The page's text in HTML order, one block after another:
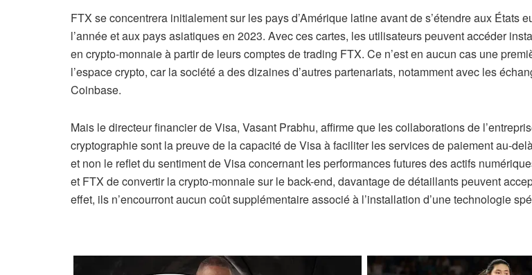
FTX se concentrera initialement sur les pays d’Amérique latine avant de s’étendre aux États
l’année et aux pays asiatiques en 2023. Avec ces cartes, les utilisateurs peuvent accéder
en crypto-monnaie à partir de leurs comptes de trading FTX. Ce n’est en aucun cas une
l’espace crypto, car la société a des dizaines d’autres partenariats, notamment avec les
Coinbase.
Mais le directeur financier de Visa, Vasant Prabhu, affirme que les collaborations de
cryptographie sont la preuve de la capacité de Visa à faciliter les services de paiement au-
et non le reflet du sentiment de Visa concernant les performances futures des actifs
et FTX de convertir la crypto-monnaie sur le back-end, davantage de détaillants peuvent
effet, ils n’encourront aucun coût supplémentaire associé à l’installation d’une technologie